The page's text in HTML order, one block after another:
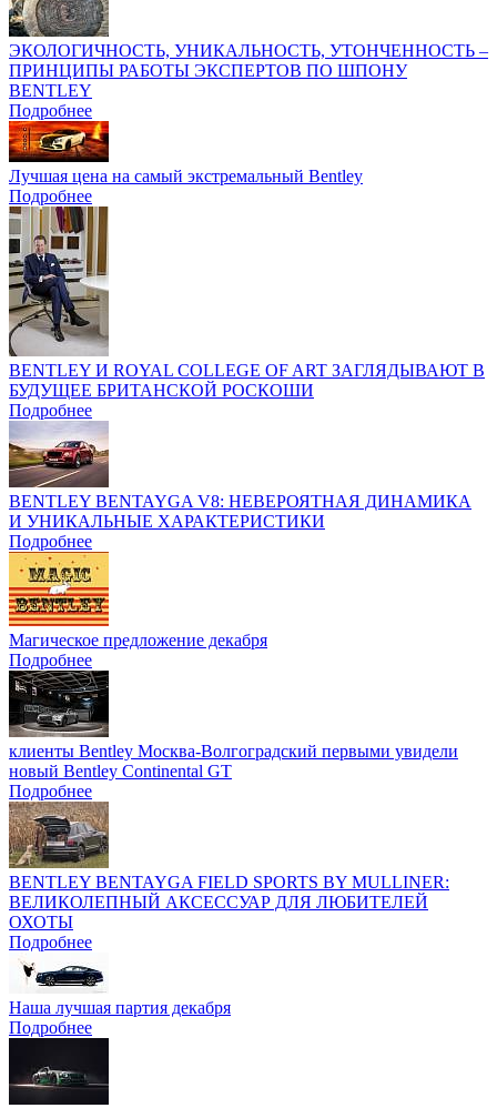
ЭКОЛОГИЧНОСТЬ, УНИКАЛЬНОСТЬ, УТОНЧЕННОСТЬ –
ПРИНЦИПЫ РАБОТЫ ЭКСПЕРТОВ ПО ШПОНУ
BENTLEY
Подробнее
Лучшая цена на самый экстремальный Bentley
Подробнее
BENTLEY И ROYAL COLLEGE OF ART ЗАГЛЯДЫВАЮТ В
БУДУЩЕЕ БРИТАНСКОЙ РОСКОШИ
Подробнее
BENTLEY BENTAYGA V8: НЕВЕРОЯТНАЯ ДИНАМИКА
И УНИКАЛЬНЫЕ ХАРАКТЕРИСТИКИ
Подробнее
Магическое предложение декабря
Подробнее
клиенты Bentley Москва-Волгоградский первыми увидели
новый Bentley Continental GT
Подробнее
BENTLEY BENTAYGA FIELD SPORTS BY MULLINER:
ВЕЛИКОЛЕПНЫЙ АКСЕССУАР ДЛЯ ЛЮБИТЕЛЕЙ
ОХОТЫ
Подробнее
Наша лучшая партия декабря
Подробнее